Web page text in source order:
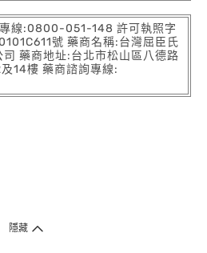
線:0800-051-148 許可執照字
號 藥商名稱:台灣屈臣氏
藥商地址:台北市松山區八德路
14樓 藥商諮詢專線:
隱藏